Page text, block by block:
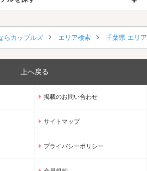
らカップルズ エリア検索 千葉県 エリ
上へ戻る
掲載のお問い合わせ
サイトマップ
プライバシーポリシー